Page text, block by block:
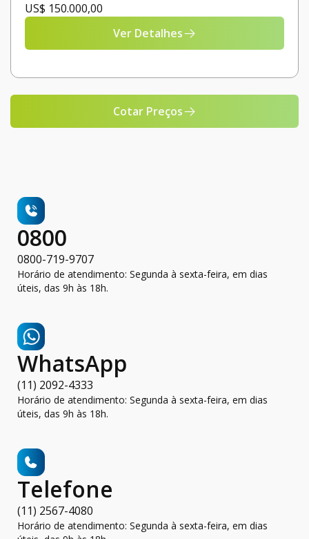
US$ 150.000,00
Ver Detalhes
Cotar Preços
0800
0800-719-9707
Horário de atendimento: Segunda à sexta-feira, em dias
úteis, das 9h às 18h.
WhatsApp
(11) 2092-4333
Horário de atendimento: Segunda à sexta-feira, em dias
úteis, das 9h às 18h.
Telefone
(11) 2567-4080
Horário de atendimento: Segunda à sexta-feira, em dias